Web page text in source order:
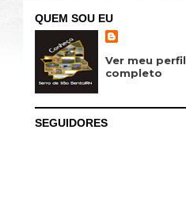
QUEM SOU EU
Ver meu perfil
completo
SEGUIDORES